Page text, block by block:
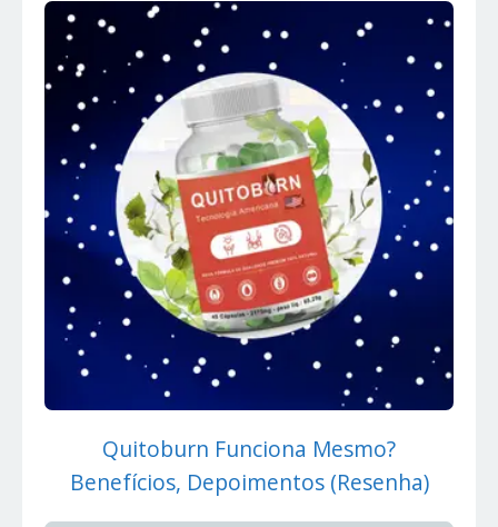
Quitoburn Funciona Mesmo?
Benefícios, Depoimentos (Resenha)